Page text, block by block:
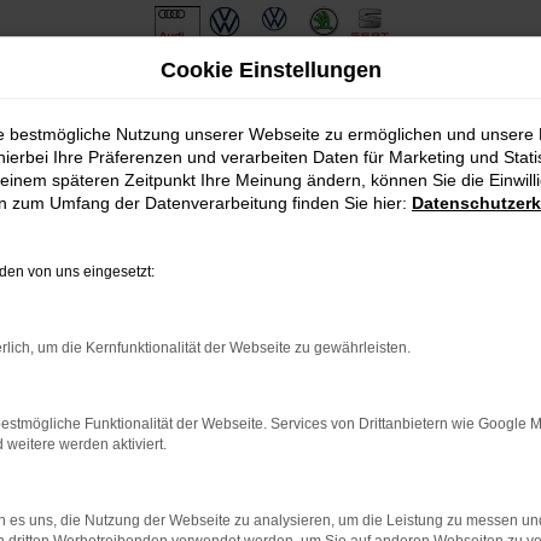
bestimmter Seiten verhindern. Funktioniert die Seite in
dem neuesten Stand sind.
kann auch dazu führen, dass bestimmte Funktionen nicht
Cookie Einstellungen
bestmögliche Nutzung unserer Webseite zu ermöglichen und unsere
Ihre Präferenzen und verarbeiten Daten für Marketing und
späteren Zeitpunkt Ihre Meinung ändern, können Sie die
zum Umfang der Datenverarbeitung finden Sie hier:
von uns eingesetzt:
um die Kernfunktionalität der Webseite zu gewährleisten.
Funktionalität der Webseite. Services von Drittanbietern wie Google
weitere werden aktiviert.
es uns, die Nutzung der Webseite zu analysieren, um die Leistung zu messen